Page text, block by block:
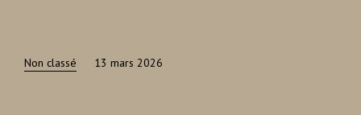
Non classé 13 mars 2026